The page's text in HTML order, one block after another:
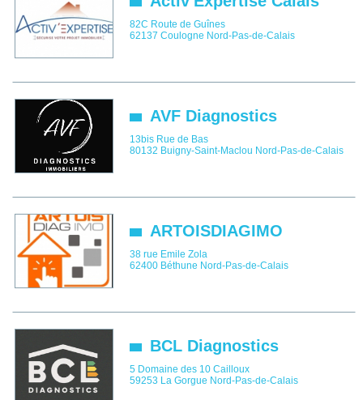
82C Route de Guînes
62137 Coulogne Nord-Pas-de-Calais
AVF Diagnostics
13bis Rue de Bas
80132 Buigny-Saint-Maclou Nord-Pas-de-Calais
ARTOISDIAGIMO
38 rue Emile Zola
62400 Béthune Nord-Pas-de-Calais
BCL Diagnostics
5 Domaine des 10 Cailloux
59253 La Gorgue Nord-Pas-de-Calais